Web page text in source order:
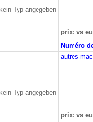
kein Typ angegeben
prix: vs
Numéro
kein Typ angegeben
autres
prix: vs